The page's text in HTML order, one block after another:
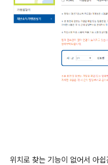
위치로 찾는 기능이 없어서 아